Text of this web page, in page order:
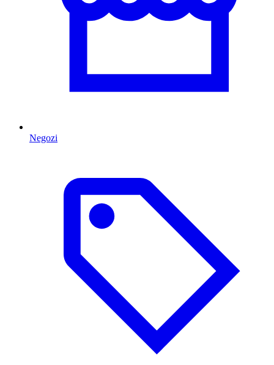
Negozi